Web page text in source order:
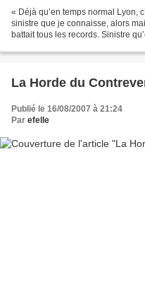
« Déjà qu’en temps normal Lyon,
sinistre que je connaisse, alors
battait tous les records. Sinistre
La Horde du
Publié le 16/08/2007 à 21:24
Par efelle